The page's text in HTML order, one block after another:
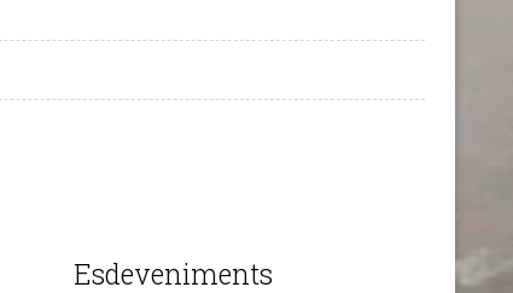
Esdeveniments